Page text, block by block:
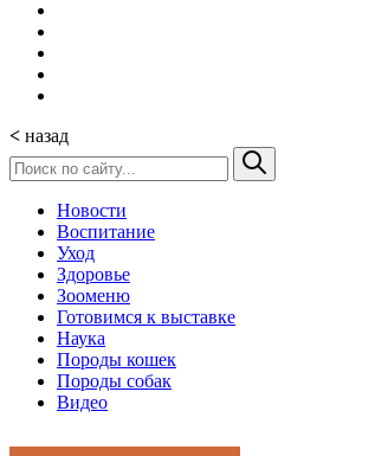
< назад
Новости
Воспитание
Уход
Здоровье
Зооменю
Готовимся к выставке
Наука
Породы кошек
Породы собак
Видео